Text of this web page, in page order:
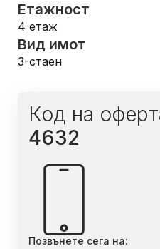
Етажност
4 етаж
Вид имот
3-стаен
Код на
4632
Позвънете сега на: